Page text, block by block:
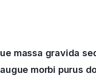
massa gravida
morbi purus